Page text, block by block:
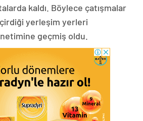
kaldı. Böylece çatışmalar
yerleşim yerleri
geçmiş oldu.